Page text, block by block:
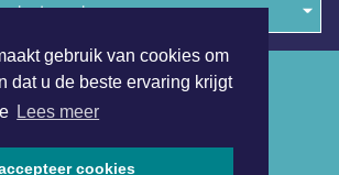
gebruik van cookies om
dat u de beste ervaring krijgt
Lees meer
cookies
in de regio